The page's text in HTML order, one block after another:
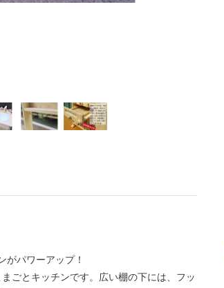
がパワーアップ！
ごとキッチンです。広い棚の下には、フッ